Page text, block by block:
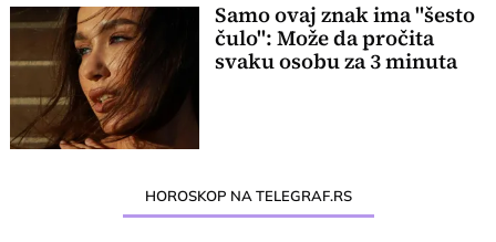
Samo ovaj znak ima "šesto
čulo": Može da pročita
svaku osobu za 3 minuta
HOROSKOP NA TELEGRAF.RS